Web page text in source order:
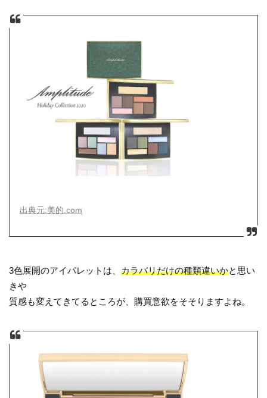
出典元:美的.com
3色展開のアイパレットは、カラバリだけの種類違いかと思い
きや
質感も変えてきてるところが、購買意欲をそそりますよね。